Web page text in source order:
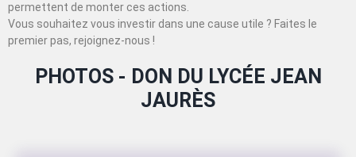
permettent de monter ces actions.
Vous souhaitez vous investir dans une cause utile ? Faites le
premier pas, rejoignez-nous !
PHOTOS - DON DU LYCÉE JEAN
JAURÈS